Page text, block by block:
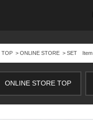
TOP > ONLINE STORE > SET Item
ONLINE STORE TOP